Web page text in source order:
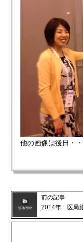
他の画像は後日・・
前の記事
2014年 医局